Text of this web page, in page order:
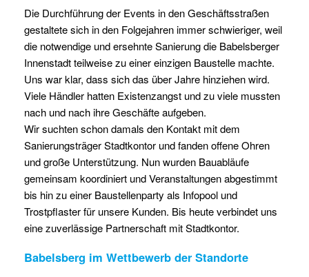
Die Durchführung der Events in den Geschäftsstraßen
gestaltete sich in den Folgejahren immer schwieriger, weil
die notwendige und ersehnte Sanierung die Babelsberger
Innenstadt teilweise zu einer einzigen Baustelle machte.
Uns war klar, dass sich das über Jahre hinziehen wird.
Viele Händler hatten Existenzangst und zu viele mussten
nach und nach ihre Geschäfte aufgeben.
Wir suchten schon damals den Kontakt mit dem
Sanierungsträger Stadtkontor und fanden offene Ohren
und große Unterstützung. Nun wurden Bauabläufe
gemeinsam koordiniert und Veranstaltungen abgestimmt
bis hin zu einer Baustellenparty als Infopool und
Trostpflaster für unsere Kunden. Bis heute verbindet uns
eine zuverlässige Partnerschaft mit Stadtkontor.
Babelsberg im Wettbewerb der Standorte